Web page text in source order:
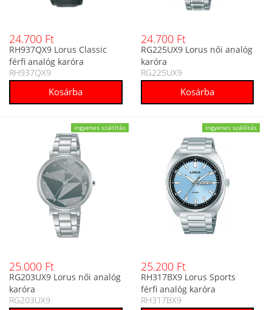
24.700 Ft
RH937QX9 Lorus Classic
férfi analóg karóra
RH937QX9
24.700 Ft
RG225UX9 Lorus női analóg
karóra
RG225UX9
ingyenes szállítás
25.000 Ft
RG203UX9 Lorus női analóg
karóra
RG203UX9
ingyenes szállítás
25.200 Ft
RH317BX9 Lorus Sports
férfi analóg karóra
RH317BX9